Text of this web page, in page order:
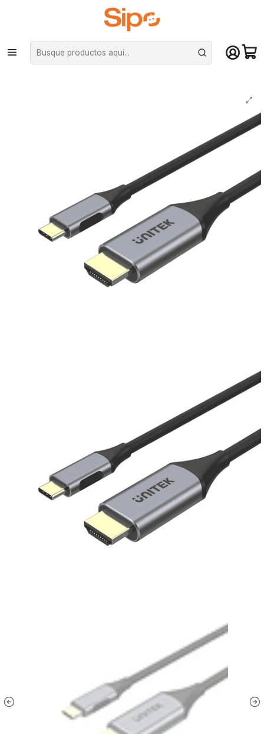
¡Compra hasta mediodía y recibe hoy! De lunes a sábado en el gran
Santiago. Envío gratis desde $29.990
Inicio Monitores Cables HDMI y Displayport
Cable USB-C a HDMI Unitek - 4K, 60Hz, 1.8m (Laptop, Celular, Pc, Tablet,
iPad)